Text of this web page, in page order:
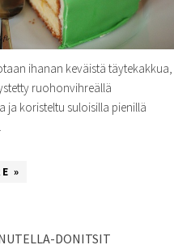
ihanan keväistä täytekakkua,
ruohonvihreällä
ja koristeltu suloisilla pienillä
»
DONITSIT